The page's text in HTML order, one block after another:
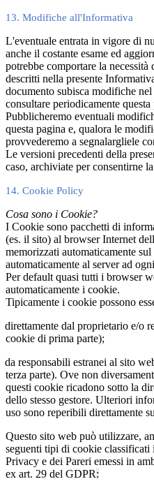
13. Modifiche all'Informativa
L'eventuale entrata in vigore di
anche il costante esame ed
potrebbe comportare la
descritti nella presente
documento subisca modifiche
consultare periodicamente questa
Pubblicheremo eventuali
questa pagina e, qualora le
provvederemo a segnalargliele
Le versioni precedenti della
caso, archiviate per consentirne
14. Cookie Policy
Cosa sono i Cookie?
I Cookie sono pacchetti di
(es. il sito) al browser Internet
memorizzati automaticamente
automaticamente al server ad
Per default quasi tutti i browser
automaticamente i cookie.
Tipicamente i cookie possono
direttamente dal proprietario e/o
cookie di prima parte);
da responsabili estranei al sito
terza parte). Ove non
questi cookie ricadono sotto la
dello stesso gestore. Ulteriori
uso sono reperibili direttamente
Questo sito web può utilizzare,
seguenti tipi di cookie
Privacy e dei Pareri emessi in
ex art. 29 del GDPR: